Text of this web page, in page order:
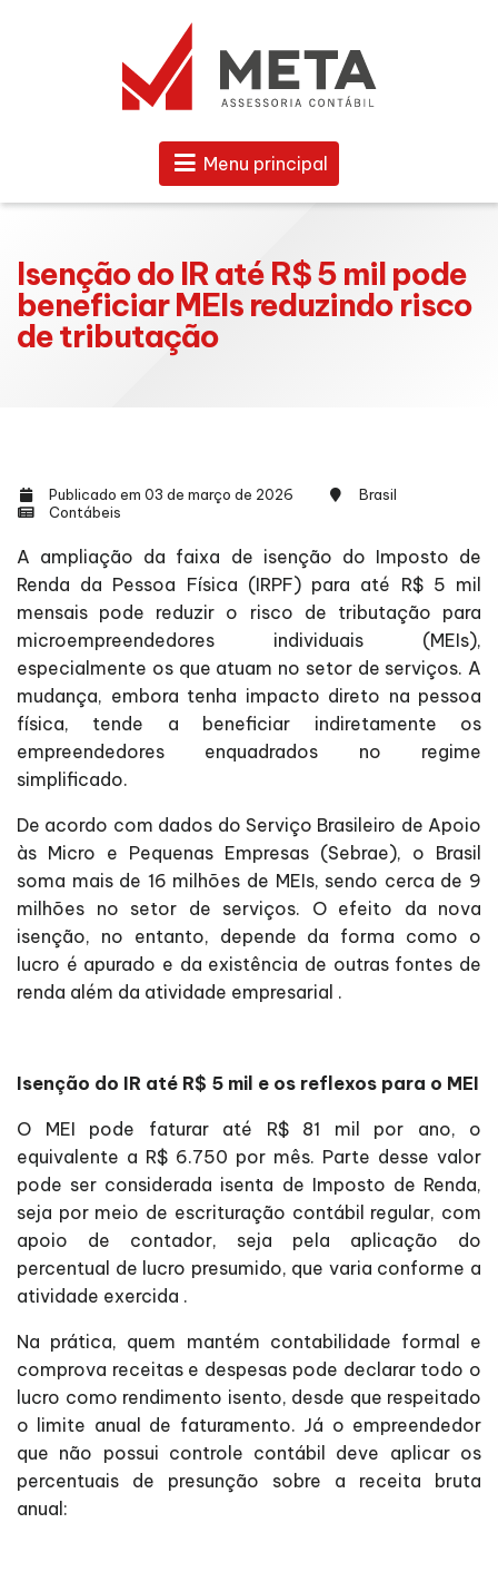
Menu principal
Isenção do IR até R$ 5 mil pode
beneficiar MEIs reduzindo risco
de tributação
Publicado em 03 de março de 2026
Brasil
Contábeis
A ampliação da faixa de isenção do Imposto de
Renda da Pessoa Física (IRPF) para até R$ 5 mil
mensais pode reduzir o risco de tributação para
microempreendedores individuais (MEIs),
especialmente os que atuam no setor de serviços. A
mudança, embora tenha impacto direto na pessoa
física, tende a beneficiar indiretamente os
empreendedores enquadrados no regime
simplificado.
De acordo com dados do Serviço Brasileiro de Apoio
às Micro e Pequenas Empresas (Sebrae), o Brasil
soma mais de 16 milhões de MEIs, sendo cerca de 9
milhões no setor de serviços. O efeito da nova
isenção, no entanto, depende da forma como o
lucro é apurado e da existência de outras fontes de
renda além da atividade empresarial .
Isenção do IR até R$ 5 mil e os reflexos para o MEI
O MEI pode faturar até R$ 81 mil por ano, o
equivalente a R$ 6.750 por mês. Parte desse valor
pode ser considerada isenta de Imposto de Renda,
seja por meio de escrituração contábil regular, com
apoio de contador, seja pela aplicação do
percentual de lucro presumido, que varia conforme a
atividade exercida .
Na prática, quem mantém contabilidade formal e
comprova receitas e despesas pode declarar todo o
lucro como rendimento isento, desde que respeitado
o limite anual de faturamento. Já o empreendedor
que não possui controle contábil deve aplicar os
percentuais de presunção sobre a receita bruta
anual: